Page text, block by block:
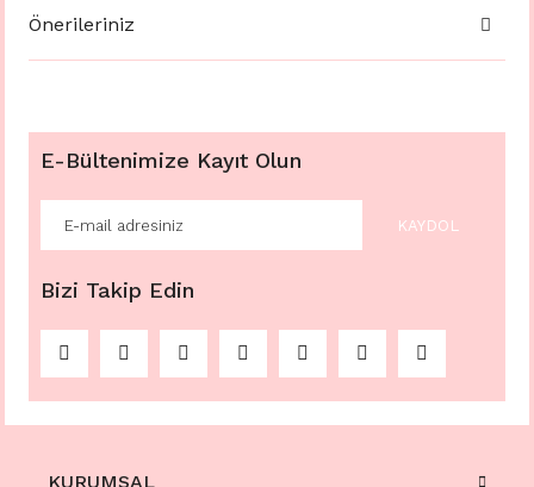
Önerileriniz
E-Bültenimize Kayıt Olun
KAYDOL
Bizi Takip Edin
KURUMSAL